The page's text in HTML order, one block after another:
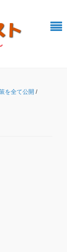
を全て公開 /